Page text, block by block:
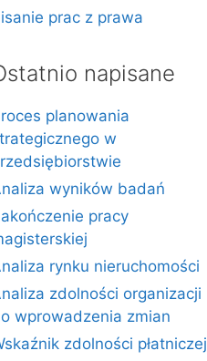
prac z prawa
napisane
planowania
w
wyników badań
pracy
rynku nieruchomości
zdolności organizacji
wprowadzenia zmian
zdolności płatniczej